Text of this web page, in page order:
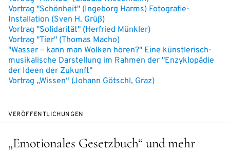
Vortrag "Schönheit" (Ingeborg Harms) Fotografie-
Installation (Sven H. Grüß)
Vortrag "Solidarität" (Herfried Münkler)
Vortrag "Tier" (Thomas Macho)
"Wasser – kann man Wolken hören?" Eine künstlerisch-
musikalische Darstellung im Rahmen der "Enzyklopädie
der Ideen der Zukunft"
Vortrag „Wissen“ (Johann Götschl, Graz)
VERÖFFENTLICHUNGEN
„Emotionales Gesetzbuch“ und mehr